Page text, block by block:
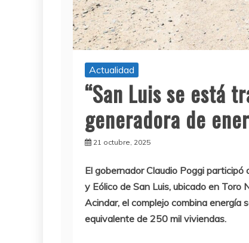
Actualidad
“San Luis se está
generadora de
21 octubre, 2025
El gobernador Claudio Poggi participó
y Eólico de San Luis, ubicado en Toro
Acindar, el complejo combina energía
equivalente de 250 mil viviendas.